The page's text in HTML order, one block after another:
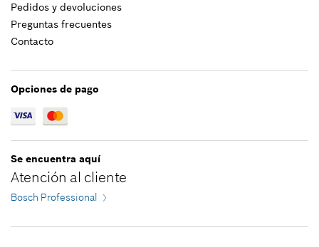
Agregar a cesta de la compra
20,76 €*
Pedidos y devoluciones
Preguntas frecuentes
Contacto
Opciones de pago
Se encuentra aquí
Atención al cliente
Bosch Professional